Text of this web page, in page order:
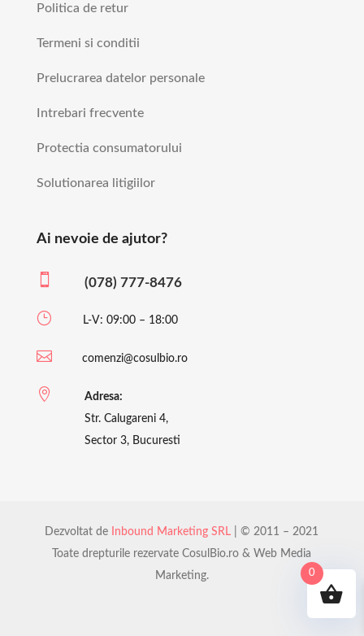
Politica de retur
Termeni si conditii
Prelucrarea datelor personale
Intrebari frecvente
Protectia consumatorului
Solutionarea litigiilor
Ai nevoie de ajutor?
 (078) 777-8476
} L-V: 09:00 – 18:00
 comenzi@cosulbio.ro

Adresa:
Str. Calugareni 4,
Sector 3, Bucuresti
Dezvoltat de Inbound Marketing SRL | © 2011 – 2021
Toate drepturile rezervate CosulBio.ro & Web Media
Marketing.
0